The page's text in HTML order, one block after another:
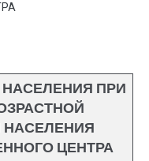
ПРИ
ЦЕНТРА